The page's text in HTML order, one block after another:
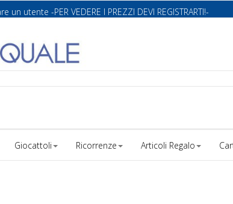
un utente -PER VEDERE I PREZZI DEVI REGISTRARTI!-
Giocattoli Ricorrenze Articoli Regalo